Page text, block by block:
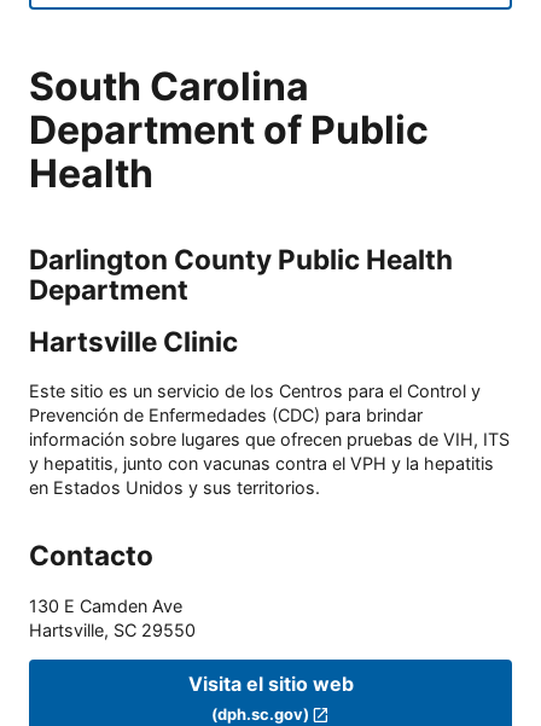
South Carolina
Department of Public
Health
Darlington County Public Health
Department
Hartsville Clinic
Este sitio es un servicio de los Centros para el Control y
Prevención de Enfermedades (CDC) para brindar
información sobre lugares que ofrecen pruebas de VIH, ITS
y hepatitis, junto con vacunas contra el VPH y la hepatitis
en Estados Unidos y sus territorios.
Contacto
130 E Camden Ave
Hartsville, SC 29550
Visita el sitio web
(dph.sc.gov)